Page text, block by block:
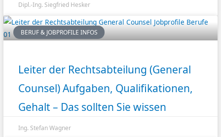
Dipl.-Ing. Siegfried Hesker
BERUF & JOBPROFILE INFOS
Leiter der Rechtsabteilung (General
Counsel) Aufgaben, Qualifikationen,
Gehalt – Das sollten Sie wissen
Ing. Stefan Wagner